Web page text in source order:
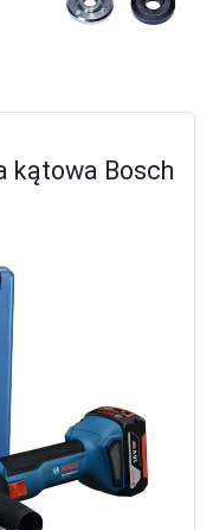
kątowa Bosch